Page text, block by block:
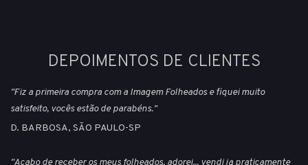
DEPOIMENTOS DE CLIENTES
"Fiz a primeira compra com a Imagem Folheados e fiquei muito
satisfeito, vocês estão de parabéns."
D. BARBOSA, SÃO PAULO-SP
"Acabo de receber os meus folheados, adorei... vendi ja praticamente